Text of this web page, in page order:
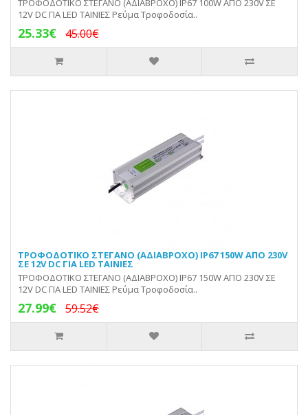
ΤΡΟΦΟΔΟΤΙΚΟ ΣΤΕΓΑΝΟ (ΑΔΙΑΒΡΟΧΟ) IP67 100W ΑΠΟ 230V ΣΕ
12V DC ΓΙΑ LED ΤΑΙΝΙΕΣ Ρεύμα Τροφοδοσία..
25.33€ 45.00€
ΤΡΟΦΟΔΟΤΙΚΟ ΣΤΕΓΑΝΟ (ΑΔΙΑΒΡΟΧΟ) IP67 150W ΑΠΟ 230V
ΣΕ 12V DC ΓΙΑ LED ΤΑΙΝΙΕΣ
ΤΡΟΦΟΔΟΤΙΚΟ ΣΤΕΓΑΝΟ (ΑΔΙΑΒΡΟΧΟ) IP67 150W ΑΠΟ 230V ΣΕ
12V DC ΓΙΑ LED ΤΑΙΝΙΕΣ Ρεύμα Τροφοδοσία..
27.99€ 59.52€